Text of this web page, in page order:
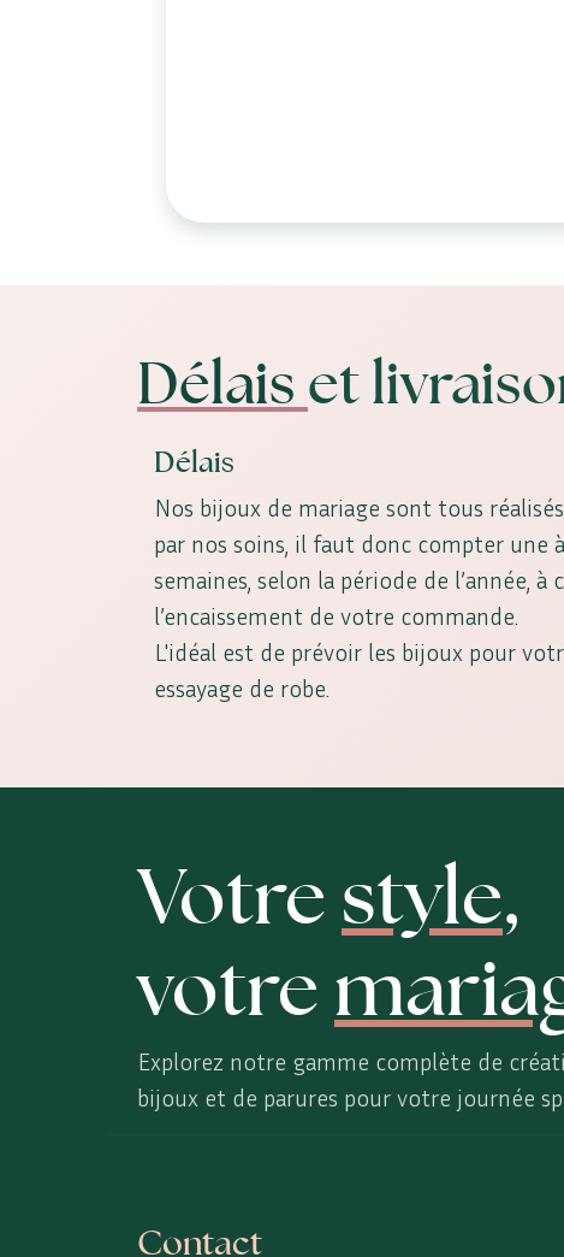
Délais et
Délais
Nos bijoux de mariage sont tous
par nos soins, il faut donc compter une
semaines, selon la période de l’année, à
l’encaissement de votre commande.
L'idéal est de prévoir les bijoux pour
essayage de robe.
Votrestyle,
votre
Explorez notre gamme complète de
bijoux et de parures pour votre journée
Contact